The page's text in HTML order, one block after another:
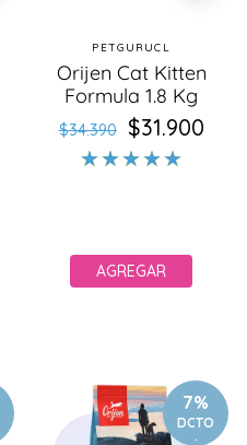
Proveedor:
PETGURUCL
Orijen Cat Kitten
Formula 1.8 Kg
Precio
habitual
$34.390
Precio
de
$31.900
AGREGAR
7%
DCTO
.